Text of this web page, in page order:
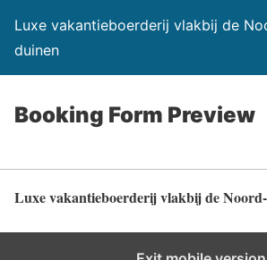
Luxe vakantieboerderij vlakbij de
duinen
Booking Form Preview
Luxe vakantieboerderij vlakbij de